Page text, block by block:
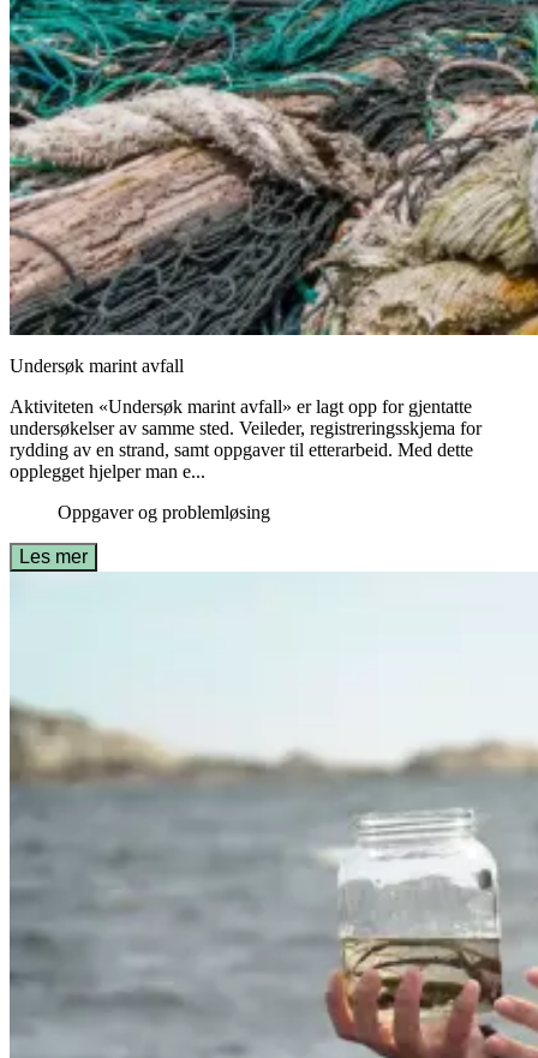
Undersøk marint avfall
Aktiviteten «Undersøk marint avfall» er lagt opp for gjentatte
undersøkelser av samme sted. Veileder, registreringsskjema for
rydding av en strand, samt oppgaver til etterarbeid. Med dette
opplegget hjelper man e...
Oppgaver og problemløsing
Les mer